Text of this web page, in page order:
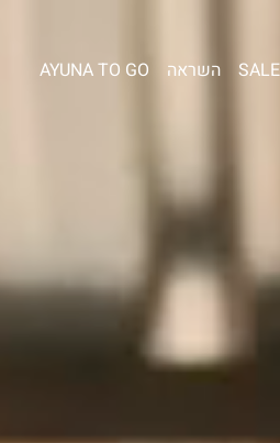
SALE השראה AYUNA TO GO